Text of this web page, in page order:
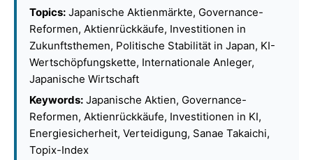
Topics: Japanische Aktienmärkte, Governance-
Reformen, Aktienrückkäufe, Investitionen in
Zukunftsthemen, Politische Stabilität in Japan, KI-
Wertschöpfungskette, Internationale Anleger,
Japanische Wirtschaft
Keywords: Japanische Aktien, Governance-
Reformen, Aktienrückkäufe, Investitionen in KI,
Energiesicherheit, Verteidigung, Sanae Takaichi,
Topix-Index